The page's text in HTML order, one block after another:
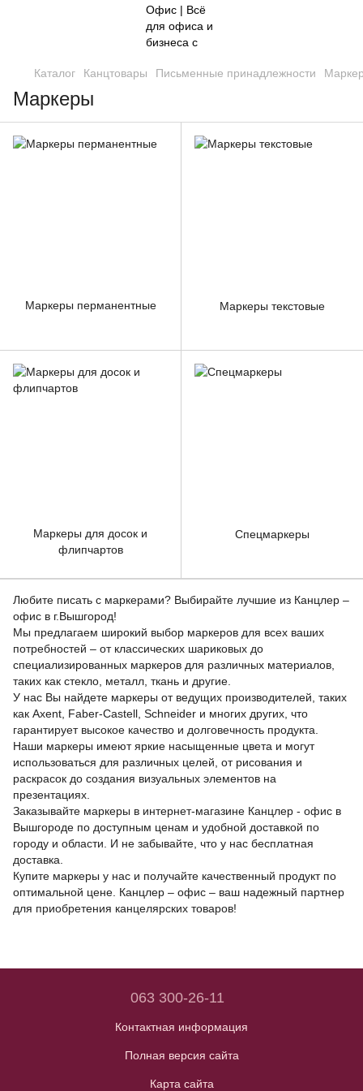
Каталог Канцтовары Письменные принадлежности
Маркеры
Любите писать с маркерами? Выбирайте лучшие из Канцлер –
офис в г.Вышгород!
Мы предлагаем широкий выбор маркеров для всех ваших
потребностей – от классических шариковых до
специализированных маркеров для различных материалов,
таких как стекло, металл, ткань и другие.
У нас Вы найдете маркеры от ведущих производителей, таких
как Axent, Faber-Castell, Schneider и многих других, что
гарантирует высокое качество и долговечность продукта.
Наши маркеры имеют яркие насыщенные цвета и могут
использоваться для различных целей, от рисования и
раскрасок до создания визуальных элементов на
презентациях.
Заказывайте маркеры в интернет-магазине Канцлер - офис в
Вышгороде по доступным ценам и удобной доставкой по
городу и области. И не забывайте, что у нас бесплатная
доставка.
Купите маркеры у нас и получайте качественный продукт по
оптимальной цене. Канцлер – офис – ваш надежный партнер
для приобретения канцелярских товаров!
Маркеры перманентные Маркеры текстовые
Маркеры для досок и
флипчартов
Спецмаркеры
063 300-26-11
Контактная информация
Полная версия сайта
Карта сайта